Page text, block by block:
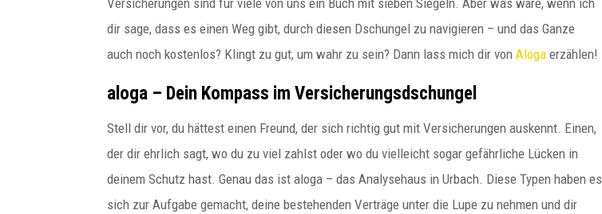
Versicherungen sind für viele von uns ein Buch mit sieben Siegeln. Aber was wäre, wenn ich
dir sage, dass es einen Weg gibt, durch diesen Dschungel zu navigieren – und das Ganze
auch noch kostenlos? Klingt zu gut, um wahr zu sein? Dann lass mich dir vonAloga erzählen!
aloga – Dein Kompass im Versicherungsdschungel
Stell dir vor, du hättest einen Freund, der sich richtig gut mit Versicherungen auskennt. Einen,
der dir ehrlich sagt, wo du zu viel zahlst oder wo du vielleicht sogar gefährliche Lücken in
deinem Schutz hast. Genau das ist aloga – das Analysehaus in Urbach. Diese Typen haben es
sich zur Aufgabe gemacht, deine bestehenden Verträge unter die Lupe zu nehmen und dir